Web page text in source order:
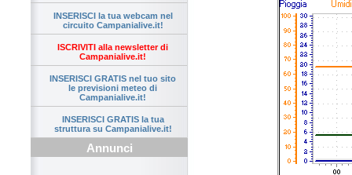
INSERISCI la tua webcam nel
circuito Campanialive.it!
ISCRIVITI alla newsletter di
Campanialive.it!
INSERISCI GRATIS nel tuo sito
le previsioni meteo di
Campanialive.it!
INSERISCI GRATIS la tua
struttura su Campanialive.it!
Annunci